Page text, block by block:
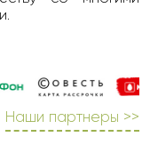
Наши партнеры >>